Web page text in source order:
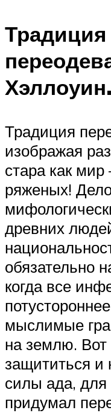
Традиция
Хэллоуин.
Традиция
изображая
стара как мир
ряженых!
древних
обязательно
когда все
мыслимые
на землю. Вот
защититься и
силы ада, для
придумал